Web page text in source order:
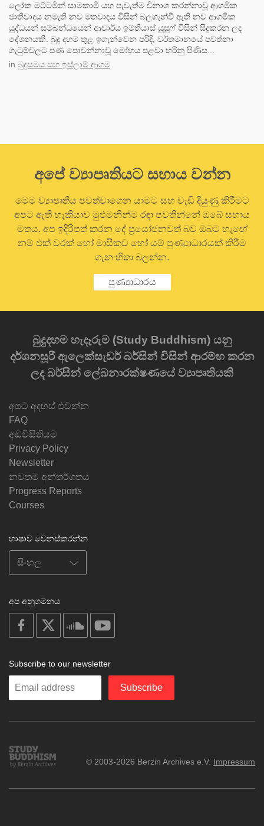
ලෝක මට්ටමින් සාමකාමී යහ පැවැත්ම විනාශ කරන්නාවූ ආගමික
ජාතිවාදය නමැති නව මතවාදය විසින් බලගැන්වී ඇති නව ආගමික
යුද්ධයන් සම්බන්ධයෙන් ආචාර්ය ඉම්තියාස් යූසුෆ් විසින් සිදුකරන ලද
දේශනයකි. බුදු දහම තුළ ඉගැන්වෙන පරිදි, වර්තමානයේ පවත්නා
ගැටුම්වලට පණ පොවන්නාවූ මෝහය පළවා හරිනු පිණිස...
in බුදුසමය සහ ඉස්ලාම් ආගම
අපේ ව්‍යාපෘතියට සහාය වන්න
මෙම ව්‍යාපෘතිය පවත්වාගෙන යාමට සහ වැඩි දියුණු කිරීමට
අපට ඇති හැකියාව මුළුමනින්ම රඳා පවතින්නේ ඔබේ සහාය
මතය. අප ඉදිරිපත් කරන දේ ප්‍රයෝජනවත් බව ඔබට හැඟේ
නම් එක් වරක් හෝ මාසිකව හෝ යම් පුණ්‍යාධාරයක් කිරීම
ගැන හිතා බලන්න.
පුණ්‍යාධාරය
බුදුදහම හැදෑරුම (Study Buddhism) යනු
දර්ශනසූරී ඇලෙක්සැඩර් බර්සින් විසින් ආරම්භ කරන
ලද බර්සින් ලේඛනාරක්ෂණයේ ව්‍යාපෘතියකි
අපට අදහස් එවන්න
FAQ
අඩවිසිතියම
Privacy Policy
Newsletter
නවතම අන්තර්ගතය
Progress Reports
Courses
භාෂාව වෙනස්කරන්න
අප අනුගමනය
on
facebook
soundcloud
Subscribe to our newsletter
Enter
Subscribe
Study
Buddhism
© 2003-2026 Berzin Archives e.V. Impressum